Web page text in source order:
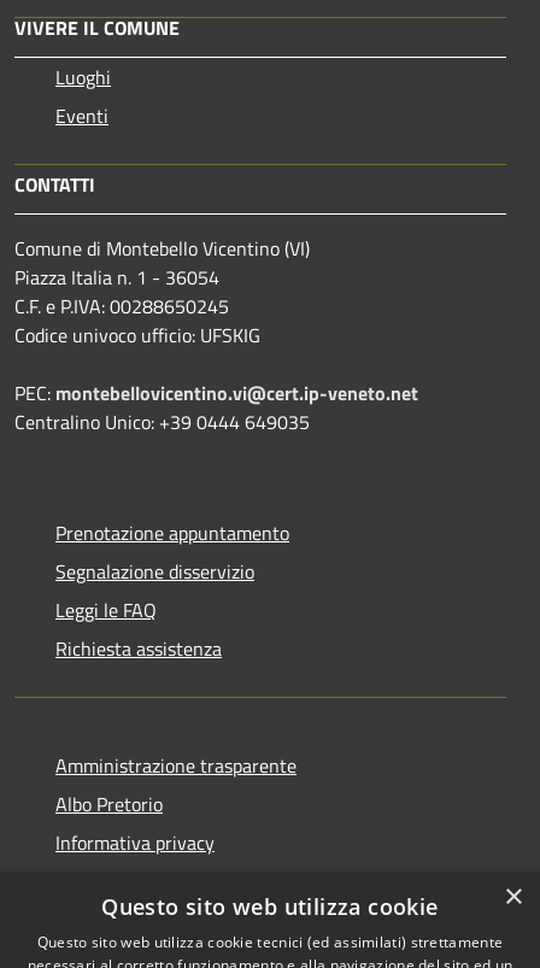
VIVERE IL COMUNE
Luoghi
Eventi
CONTATTI
Comune di Montebello Vicentino (VI)
Piazza Italia n. 1 - 36054
C.F. e P.IVA: 00288650245
Codice univoco ufficio: UFSKIG
PEC: montebellovicentino.vi@cert.ip-veneto.net
Centralino Unico: +39 0444 649035
Prenotazione appuntamento
Segnalazione disservizio
Leggi le FAQ
Richiesta assistenza
Amministrazione trasparente
Albo Pretorio
Informativa privacy
Dichiarazione di accessibilità
×
Questo sito web utilizza cookie
Questo sito web utilizza cookie tecnici (ed assimilati) strettamente